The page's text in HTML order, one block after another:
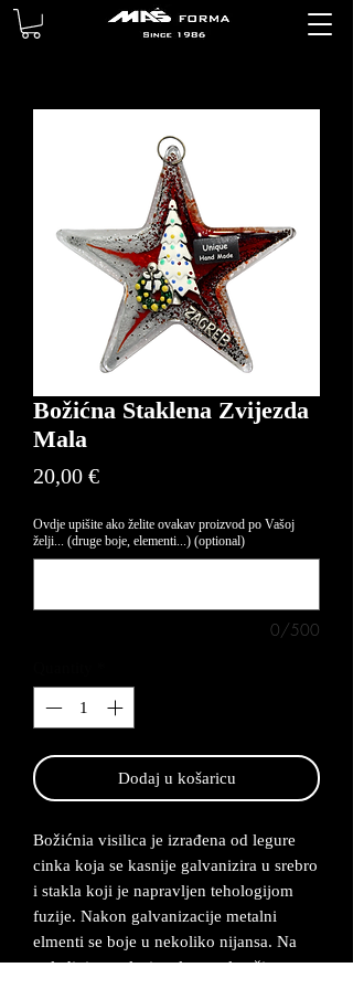
Božićna Staklena Zvijezda
Mala
20,00 €Price
Ovdje upišite ako želite ovakav proizvod po Vašoj
želji... (druge boje, elementi...) (optional)
0/500
Dodaj u košaricu
Božićnia visilica je izrađena od legure
cinka koja se kasnije galvanizira u srebro
i stakla koji je napravljen tehologijom
fuzije. Nakon galvanizacije metalni
elmenti se boje u nekoliko nijansa. Na
poleđini se nalazi mala metalna žica na